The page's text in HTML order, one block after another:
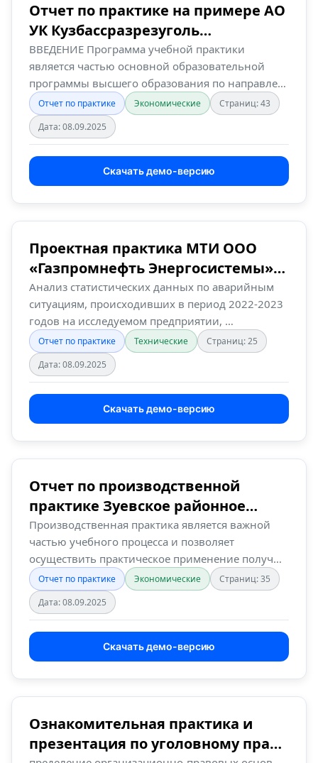
Отчет по практике на примере АО
УК Кузбассразрезуголь
«Краснобродский …
ВВЕДЕНИЕ Программа учебной практики
является частью основной образовательной
программы высшего образования по направле…
Отчет по практике Экономические
Страниц: 43
Дата: 08.09.2025
Скачать демо-версию
Проектная практика МТИ ООО
«Газпромнефть Энергосистемы»,
Ноябрьск
Анализ статистических данных по аварийным
ситуациям, происходивших в период 2022-2023
годов на исследуемом предприятии, …
Отчет по практике Технические
Страниц: 25
Дата: 08.09.2025
Скачать демо-версию
Отчет по производственной
практике Зуевское районное
потребительское …
Производственная практика является важной
частью учебного процесса и позволяет
осуществить практическое применение получ…
Отчет по практике Экономические
Страниц: 35
Дата: 08.09.2025
Скачать демо-версию
Ознакомительная практика и
презентация по уголовному праву